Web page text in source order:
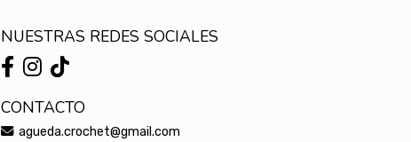
NUESTRAS REDES SOCIALES
CONTACTO
agueda.crochet@gmail.com